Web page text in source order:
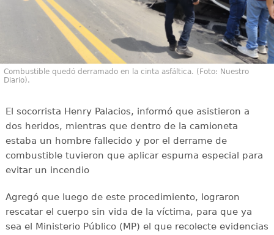
Combustible quedó derramado en la cinta asfáltica. (Foto: Nuestro
Diario).
El socorrista Henry Palacios, informó que asistieron a
dos heridos, mientras que dentro de la camioneta
estaba un hombre fallecido y por el derrame de
combustible tuvieron que aplicar espuma especial para
evitar un incendio
Agregó que luego de este procedimiento, lograron
rescatar el cuerpo sin vida de la víctima, para que ya
sea el Ministerio Público (MP) el que recolecte evidencias